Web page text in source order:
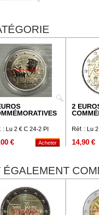
: Lu 2 € C 24-2 PI
€
2
Réf. : Lu
14,90 €